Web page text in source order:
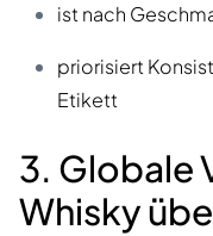
ist nach
priorisiert
Etikett
3. Globale
Whisky